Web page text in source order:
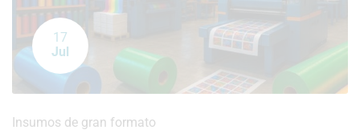
17
Jul
Insumos de gran formato